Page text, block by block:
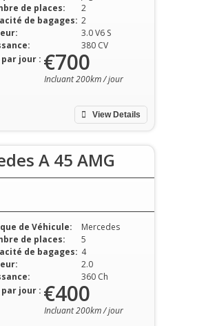
de places:
2
de bagages: 2
3.0 V6 S
380 CV
View Details
par jour : €700
Incluant 200km / jour
A 45 AMG
de Véhicule:
Mercedes
de places:
5
de bagages: 4
2.0
360 Ch
par jour : €400
Incluant 200km / jour